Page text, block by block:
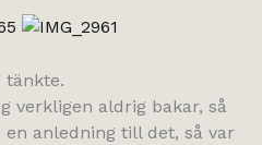
tänkte.
verkligen aldrig bakar, så
anledning till det, så var